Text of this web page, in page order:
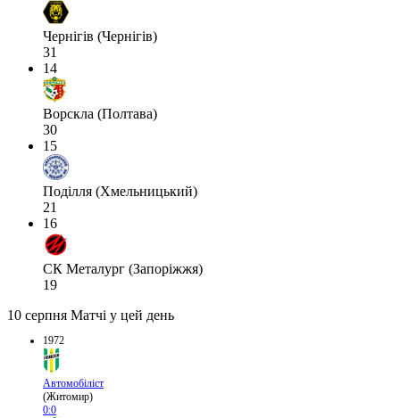
Чернігів (Чернігів)
31
14
Ворскла (Полтава)
30
15
Поділля (Хмельницький)
21
16
СК Металург (Запоріжжя)
19
10 серпня Матчі у цей день
1972
Автомобіліст
(Житомир)
0:0